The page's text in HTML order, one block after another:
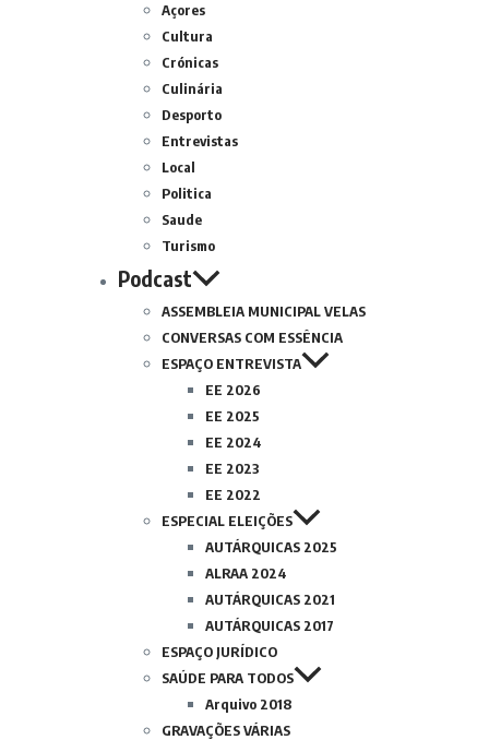
Açores
Cultura
Crónicas
Culinária
Desporto
Entrevistas
Local
Politica
Saude
Turismo
Podcast
ASSEMBLEIA MUNICIPAL VELAS
CONVERSAS COM ESSÊNCIA
ESPAÇO ENTREVISTA
EE 2026
EE 2025
EE 2024
EE 2023
EE 2022
ESPECIAL ELEIÇÕES
AUTÁRQUICAS 2025
ALRAA 2024
AUTÁRQUICAS 2021
AUTÁRQUICAS 2017
ESPAÇO JURÍDICO
SAÚDE PARA TODOS
Arquivo 2018
GRAVAÇÕES VÁRIAS